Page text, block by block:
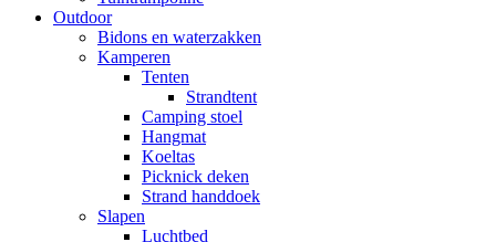
Outdoor
Bidons en waterzakken
Kamperen
Tenten
Strandtent
Camping stoel
Hangmat
Koeltas
Picknick deken
Strand handdoek
Slapen
Luchtbed